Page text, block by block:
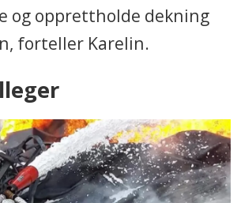
og opprettholde dekning
forteller Karelin.